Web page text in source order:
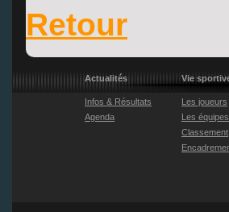
Retour
Actualités
Infos & Résultats
Agenda
Vie
Les joueurs
Les équipes
Classement